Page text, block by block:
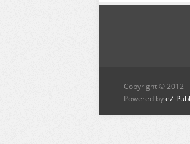
Copyright © 2012
Powered byeZ